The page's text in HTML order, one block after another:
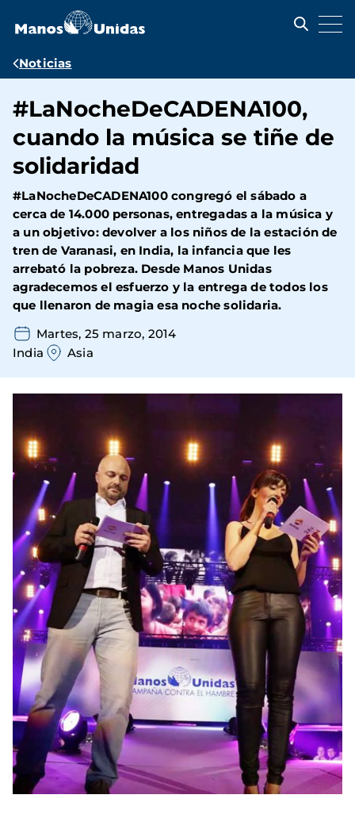
contenido
Ruta
navegación
Noticias
#LaNocheDeCADENA100,
cuando la música se tiñe de
solidaridad
#LaNocheDeCADENA100 congregó el sábado a
cerca de 14.000 personas, entregadas a la música y
a un objetivo: devolver a los niños de la estación de
tren de Varanasi, en India, la infancia que les
arrebató la pobreza. Desde Manos Unidas
agradecemos el esfuerzo y la entrega de todos los
que llenaron de magia esa noche solidaria.
Martes, 25 marzo, 2014
India
Asia